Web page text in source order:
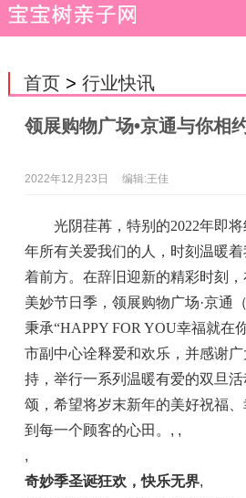
首页> 行业快讯
领展购物广场•京通与你相
2022年12月23日 编辑:王佳
光阴荏苒，特别的2022年即
年所有关爱我们的人，时刻温暖
着前方。在辞旧迎新的精彩时刻
美妙节日季，领展购物广场·京通
秉承“HAPPY FOR YOU幸福就在
市副中心诠释爱和欢乐，并感谢
持，举行一系列温暖有爱的双旦
颂，希望将岁末新年的美好祝福
到每一个顾客的心田。 , ,
,
奇妙季圣诞狂欢，快乐无界,